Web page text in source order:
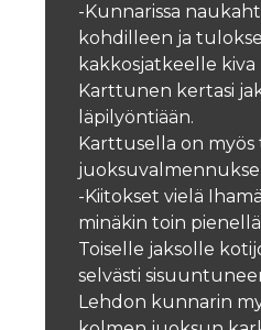
-Kunnarissa
kohdilleen ja
kakkosjatkeelle kiva
Karttunen kertasi
läpilyöntiään.
Karttusella on myös
-Kiitokset vielä
minäkin toin
Toiselle jaksolle
selvästi
Lehdon kunnarin